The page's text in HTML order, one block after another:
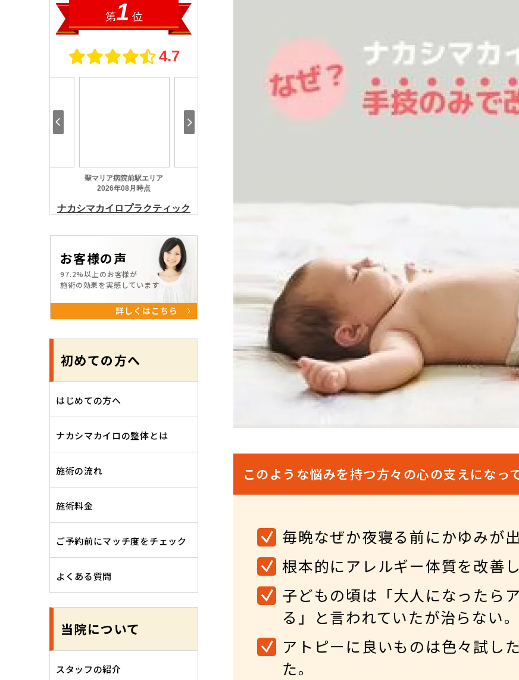
お客様の声
97.2%以上のお客様が
施術の効果を実感しています
詳しくはこちら
初めての方へ
はじめての方へ
ナカシマカイロの整体とは
施術の流れ
施術料金
ご予約前にマッチ度をチェック
よくある質問
当院について
スタッフの紹介
このような悩みを持つ方々の心の支えになっ
毎晩なぜか夜寝る前にかゆみが
根本的にアレルギー体質を改善し
子どもの頃は「大人になったら
る」と言われていたが治らない。
アトピーに良いものは色々試し
た。